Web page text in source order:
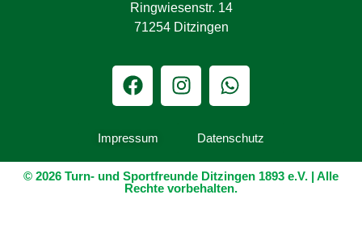
Ringwiesenstr. 14
71254 Ditzingen
Impressum Datenschutz
© 2026 Turn- und Sportfreunde Ditzingen 1893 e.V. | Alle
Rechte vorbehalten.